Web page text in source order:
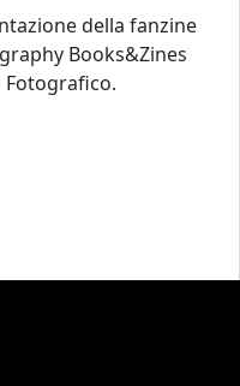
della fanzine
Books&Zines
Fotografico.